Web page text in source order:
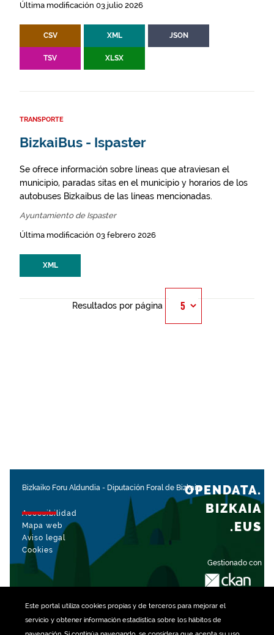
Este portal utiliza cookiespropias y de terceros para mejorar el
servicio y obtener información estadística sobre los hábitos de
Última modificación 03 julio 2026
CSV XML JSON
TSV XLSX
TRANSPORTE
BizkaiBus - Ispaster
Se ofrece información sobre líneas que atraviesan el
municipio, paradas sitas en el municipio y horarios de los
autobuses Bizkaibus de las líneas mencionadas.
Ayuntamiento de Ispaster
Última modificación 03 febrero 2026
XML
Resultados por página
Bizkaiko Foru Aldundia - Diputación Foral de Bizkaia
Accesibilidad
Mapa web
Aviso legal
Cookies
Gestionado con
OPENDATA.
BIZKAIA
.EUS